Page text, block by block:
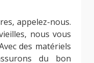
appelez-nous.
nous vous
des matériels
du bon